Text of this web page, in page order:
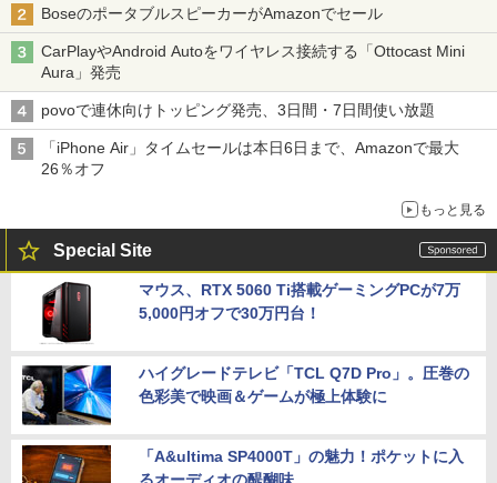
BoseのポータブルスピーカーがAmazonでセール
CarPlayやAndroid Autoをワイヤレス接続する「Ottocast Mini
Aura」発売
povoで連休向けトッピング発売、3日間・7日間使い放題
「iPhone Air」タイムセールは本日6日まで、Amazonで最大
26％オフ
もっと見る
Special Site
マウス、RTX 5060 Ti搭載ゲーミングPCが7万
5,000円オフで30万円台！
ハイグレードテレビ「TCL Q7D Pro」。圧巻の
色彩美で映画＆ゲームが極上体験に
「A&ultima SP4000T」の魅力！ポケットに入